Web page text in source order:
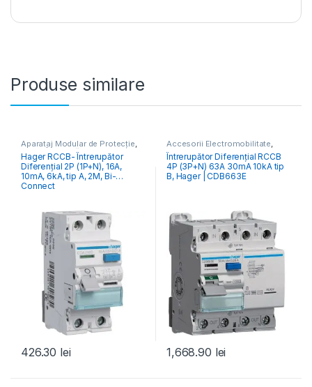
Produse similare
Aparataj Modular de Protecție,
RCCB Întrerupătoare Diferențiale
Hager RCCB- Întrerupător
Diferențial 2P (1P+N), 16A,
10mA, 6kA, tip A, 2M, Bi-
Connect
426.30 lei
Accesorii Electromobilitate,
Aparataj Modular de Protecție,
Monitorizare & Control PV,
RCCB Întrerupătoare Diferențiale
Întrerupător Diferențial RCCB
4P (3P+N) 63A 30mA 10kA tip
B, Hager | CDB663E
1,668.90 lei